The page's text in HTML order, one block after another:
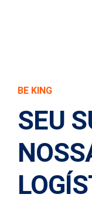
BE KING
SEU